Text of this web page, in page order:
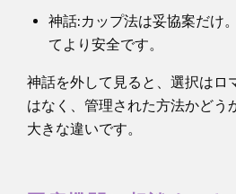
神話:カップ法は妥協案だけ
てより安全です。
神話を外して見ると、選択はロ
はなく、管理された方法かどう
大きな違いです。